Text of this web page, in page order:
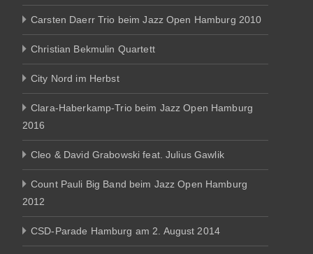
Carsten Daerr Trio beim Jazz Open Hamburg 2010
Christian Bekmulin Quartett
City Nord im Herbst
Clara-Haberkamp-Trio beim Jazz Open Hamburg
2016
Cleo & David Grabowski feat. Julius Gawlik
Count Pauli Big Band beim Jazz Open Hamburg
2012
CSD-Parade Hamburg am 2. August 2014